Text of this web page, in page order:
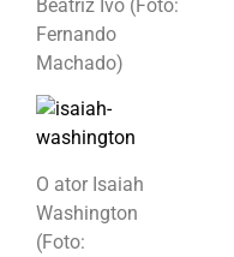
Beatriz Ivo (Foto:
Fernando
Machado)
O ator Isaiah
Washington
(Foto: